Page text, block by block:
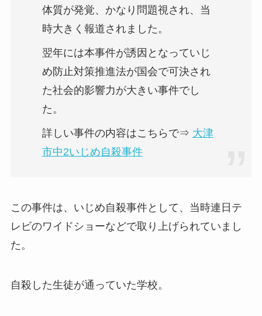
体質が発覚、かなり問題視され、当
時大きく報道されました。
翌年には本事件が誘因となっていじ
め防止対策推進法が国会で可決され
た社会的影響力が大きい事件でし
た。
詳しい事件の内容はこちらで⇒ 大津
市中2いじめ自殺事件
この事件は、いじめ自殺事件として、当時連日テ
レビのワイドショーなどで取り上げられていまし
た。
自殺した生徒が通っていた学校。